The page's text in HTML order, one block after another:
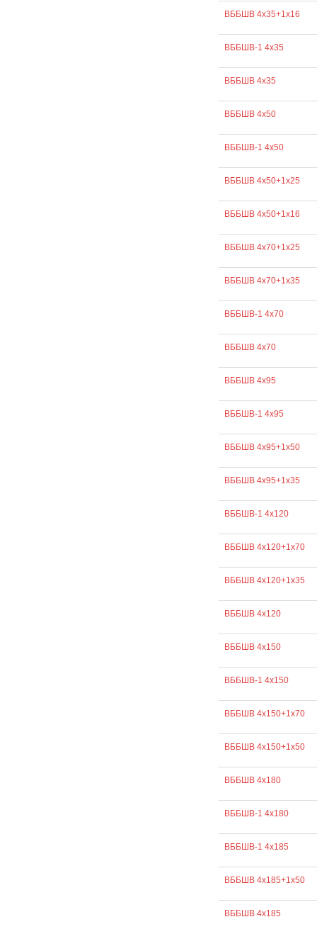
ВББШВ 4х35+1х16
ВББШВ-1 4х35
ВББШВ 4х35
ВББШВ 4х50
ВББШВ-1 4х50
ВББШВ 4х50+1х25
ВББШВ 4х50+1х16
ВББШВ 4х70+1х25
ВББШВ 4х70+1х35
ВББШВ-1 4х70
ВББШВ 4х70
ВББШВ 4х95
ВББШВ-1 4х95
ВББШВ 4х95+1х50
ВББШВ 4х95+1х35
ВББШВ-1 4х120
ВББШВ 4х120+1х70
ВББШВ 4х120+1х35
ВББШВ 4х120
ВББШВ 4х150
ВББШВ-1 4х150
ВББШВ 4х150+1х70
ВББШВ 4х150+1х50
ВББШВ 4х180
ВББШВ-1 4х180
ВББШВ-1 4х185
ВББШВ 4х185+1х50
ВББШВ 4х185